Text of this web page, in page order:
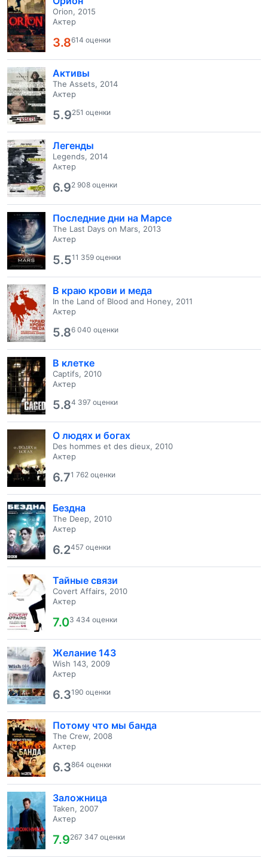
Orion, 2015
Актер
3.8614 оценки
Активы
The Assets, 2014
Актер
5.9251 оценки
Легенды
Legends, 2014
Актер
6.92 908 оценки
Последние дни на Марсе
The Last Days on Mars, 2013
Актер
5.511 359 оценки
В краю крови и меда
In the Land of Blood and Honey, 2011
Актер
5.86 040 оценки
В клетке
Captifs, 2010
Актер
5.84 397 оценки
О людях и богах
Des hommes et des dieux, 2010
Актер
6.71 762 оценки
Бездна
The Deep, 2010
Актер
6.2457 оценки
Тайные связи
Covert Affairs, 2010
Актер
7.03 434 оценки
Желание 143
Wish 143, 2009
Актер
6.3190 оценки
Потому что мы банда
The Crew, 2008
Актер
6.3864 оценки
Заложница
Taken, 2007
Актер
7.9267 347 оценки